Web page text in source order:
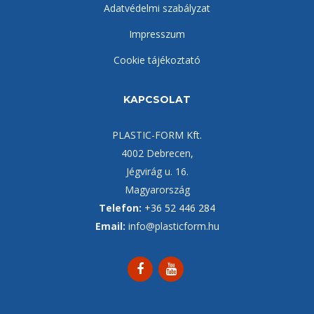
Adatvédelmi szabályzat
Impresszum
Cookie tájékoztató
KAPCSOLAT
PLASTIC-FORM Kft.
4002 Debrecen,
Jégvirág u. 16.
Magyarország
Telefon: +36 52 446 284
Email: info@plasticform.hu